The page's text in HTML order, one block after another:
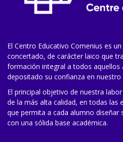
El Centro Educativo Comenius es
concertado, de carácter laico que
formación integral a todos aquellos
depositado su confianza en nuestro
El principal objetivo de nuestra
de la más alta calidad, en todas las
que permita a cada alumno diseñar
con una sólida base académica.